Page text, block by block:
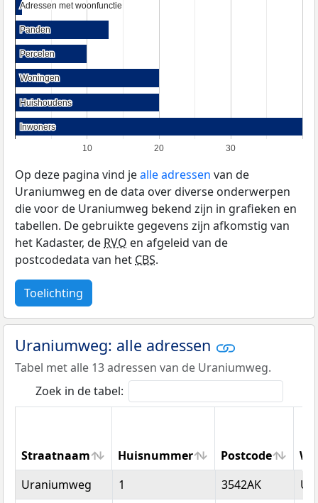
10 20 30
Adressen met woonfunctie
Adressen met woonfunctie
Panden
Panden
Percelen
Percelen
Woningen
Woningen
Huishoudens
Huishoudens
Inwoners
Inwoners
Op deze pagina vind jealle adressen van de
Uraniumweg en de data over diverse onderwerpen
die voor de Uraniumweg bekend zijn in grafieken en
tabellen. De gebruikte gegevens zijn afkomstig van
het Kadaster, deRVO en afgeleid van de
postcodedata van hetCBS.
Toelichting
Uraniumweg: alle adressen
Tabel met alle 13 adressen van de Uraniumweg.
Zoek in de tabel:
Straatnaam Huisnummer Postcode
Straatnaam
Huisnummer Postcode
Uraniumweg 1 3542AK